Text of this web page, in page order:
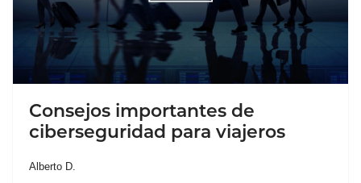
Consejos importantes de
ciberseguridad para viajeros
Alberto D.